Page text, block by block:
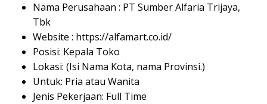
Nama Perusahaan : PT Sumber Alfaria Trijaya,
Tbk
Website : https://alfamart.co.id/
Posisi: Kepala Toko
Lokasi: (Isi Nama Kota, nama Provinsi.)
Untuk: Pria atau Wanita
Jenis Pekerjaan: Full Time